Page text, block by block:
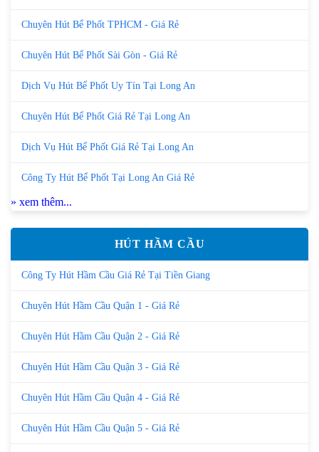
Chuyên Hút Bể Phốt TPHCM - Giá Rẻ
Chuyên Hút Bể Phốt Sài Gòn - Giá Rẻ
Dịch Vụ Hút Bể Phốt Uy Tín Tại Long An
Chuyên Hút Bể Phốt Giá Rẻ Tại Long An
Dịch Vụ Hút Bể Phốt Giá Rẻ Tại Long An
Công Ty Hút Bể Phốt Tại Long An Giá Rẻ
» xem thêm...
HÚT HẦM CẦU
Công Ty Hút Hầm Cầu Giá Rẻ Tại Tiền Giang
Chuyên Hút Hầm Cầu Quận 1 - Giá Rẻ
Chuyên Hút Hầm Cầu Quận 2 - Giá Rẻ
Chuyên Hút Hầm Cầu Quận 3 - Giá Rẻ
Chuyên Hút Hầm Cầu Quận 4 - Giá Rẻ
Chuyên Hút Hầm Cầu Quận 5 - Giá Rẻ